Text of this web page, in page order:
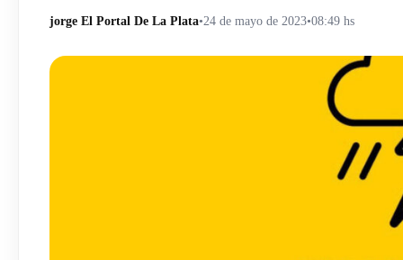
jorge El Portal De La Plata•24 de mayo de 2023•08:49 hs